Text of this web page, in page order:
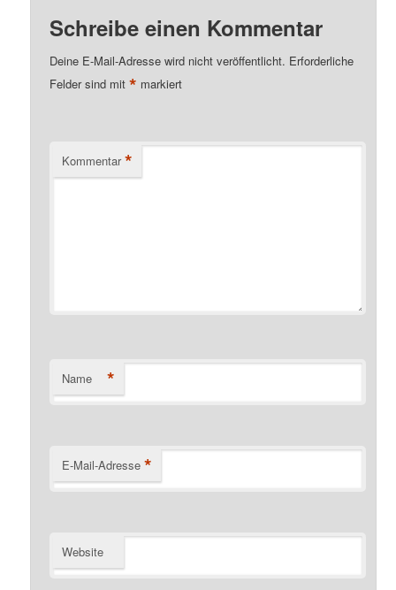
Schreibe einen Kommentar
Deine E-Mail-Adresse wird nicht veröffentlicht. Erforderliche
Felder sind mit* markiert
Kommentar *
Name *
E-Mail-Adresse *
Website